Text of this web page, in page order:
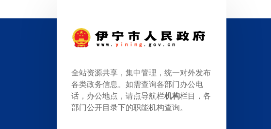
全站资源共享，集中管理，统一对外发布
各类政务信息。如需查询各部门办公电
话，办公地点，请点导航栏机构栏目，各
部门公开目录下的职能机构查询。